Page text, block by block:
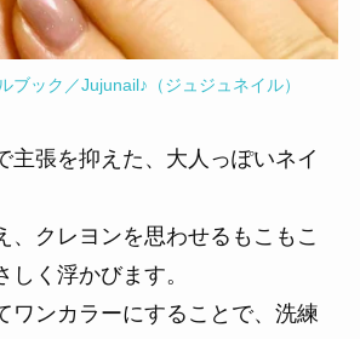
ブック／Jujunail♪（ジュジュネイル）
主張を抑えた、大人っぽいネイ
、クレヨンを思わせるもこもこ
く浮かびます。
ワンカラーにすることで、洗練